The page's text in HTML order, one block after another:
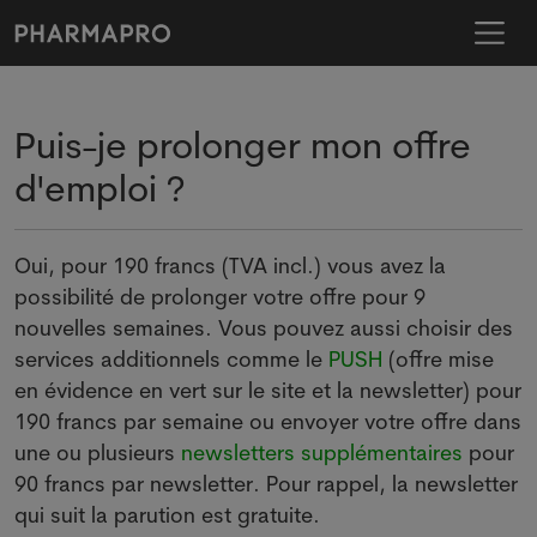
Puis-je prolonger mon offre
d'emploi ?
Oui, pour 190 francs (TVA incl.) vous avez la
possibilité de prolonger votre offre pour 9
nouvelles semaines. Vous pouvez aussi choisir des
services additionnels comme le PUSH (offre mise
en évidence en vert sur le site et la newsletter) pour
190 francs par semaine ou envoyer votre offre dans
une ou plusieurs newsletters supplémentaires pour
90 francs par newsletter. Pour rappel, la newsletter
qui suit la parution est gratuite.